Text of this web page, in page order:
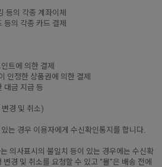
등의 각종 계좌이체
등의 각종 카드 결제
트에 의한 결제
인정한 상품권에 의한 결제
대금 지급 등
변경 및 취소)
는 경우 이용자에게 수신확인통지를 합니다.
의사표시의 불일치 등이 있는 경우에는 수신확
경 및 취소를 요청할 수 있고 “몰”은 배송 전에